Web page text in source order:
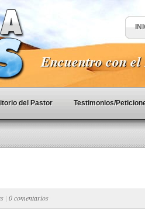
Encuentro con
del Pastor Testimonios/
| 0 comentarios